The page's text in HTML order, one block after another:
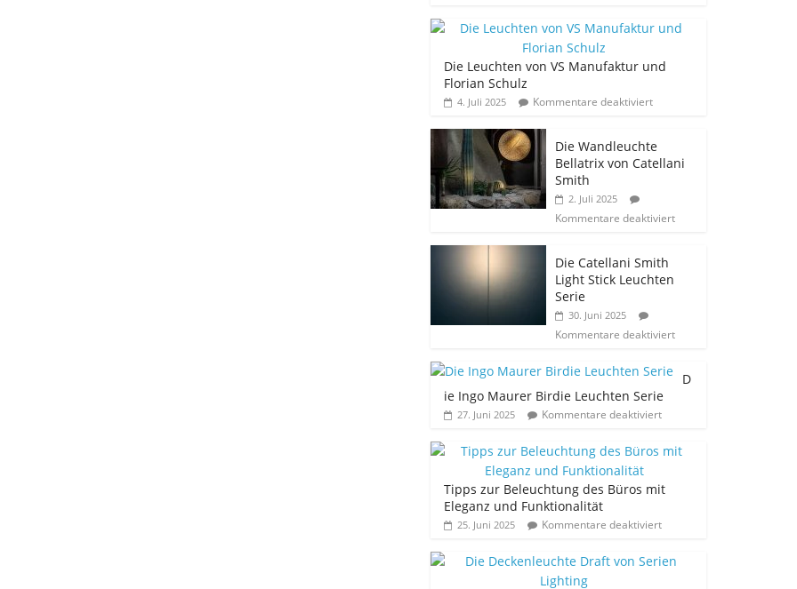
Die Leuchten von VS Manufaktur und
Florian Schulz
4. Juli 2025 Kommentare deaktiviert
Die Wandleuchte
Bellatrix von Catellani
Smith
2. Juli 2025
Kommentare deaktiviert
Die Catellani Smith
Light Stick Leuchten
Serie
30. Juni 2025
Kommentare deaktiviert
D
ie Ingo Maurer Birdie Leuchten Serie
27. Juni 2025 Kommentare deaktiviert
Tipps zur Beleuchtung des Büros mit
Eleganz und Funktionalität
25. Juni 2025 Kommentare deaktiviert